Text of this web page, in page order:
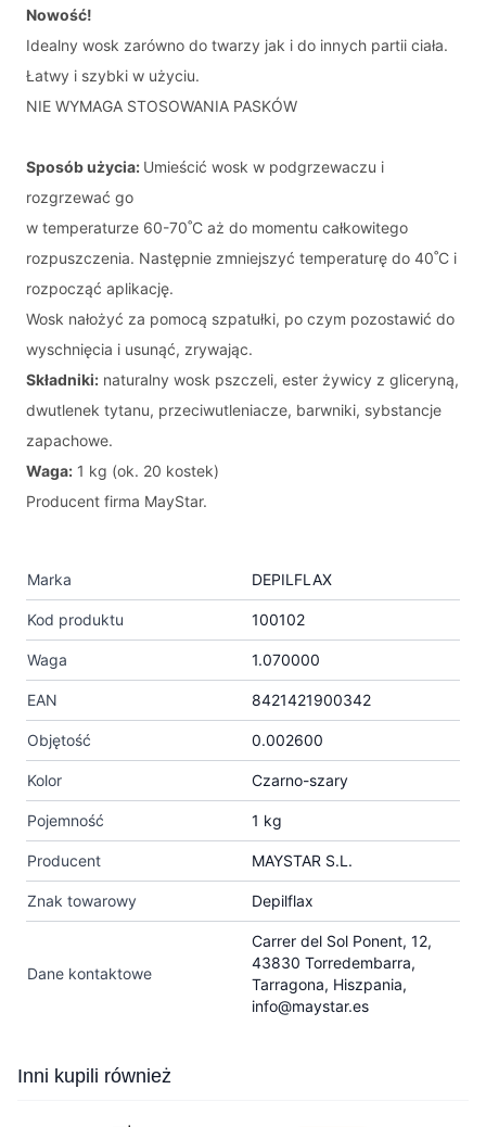
Nowość!
Idealny wosk zarówno do twarzy jak i do innych partii ciała.
Łatwy i szybki w użyciu.
NIE WYMAGA STOSOWANIA PASKÓW
Sposób użycia: Umieścić wosk w podgrzewaczu i
rozgrzewać go
w temperaturze 60-70˚C aż do momentu całkowitego
rozpuszczenia. Następnie zmniejszyć temperaturę do 40˚C i
rozpocząć aplikację.
Wosk nałożyć za pomocą szpatułki, po czym pozostawić do
wyschnięcia i usunąć, zrywając.
Składniki: naturalny wosk pszczeli, ester żywicy z gliceryną,
dwutlenek tytanu, przeciwutleniacze, barwniki, sybstancje
zapachowe.
Waga: 1 kg (ok. 20 kostek)
Producent firma MayStar.
Marka DEPILFLAX
Kod produktu 100102
Waga 1.070000
EAN 8421421900342
Objętość 0.002600
Kolor Czarno-szary
Pojemność 1 kg
Producent MAYSTAR S.L.
Znak towarowy Depilflax
Dane kontaktowe
Carrer del Sol Ponent, 12,
43830 Torredembarra,
Tarragona, Hiszpania,
info@maystar.es
Press to skip carousel
Inni kupili również